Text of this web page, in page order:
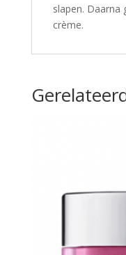
slapen. Daarna
crème.